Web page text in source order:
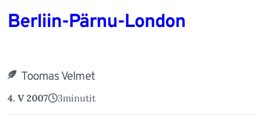
Berliin-Pärnu-London
Toomas Velmet
4. V 2007 3minutit